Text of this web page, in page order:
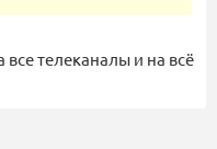
телеканалы и на всё